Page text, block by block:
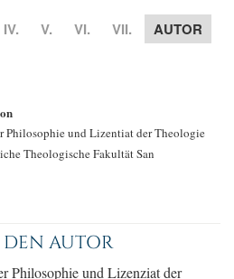
IV. V. VI. VII. AUTOR
Philosophieund Lizentiat der Theologie
Theologische Fakultät San
DEN AUTOR
Philosophie und Lizenziat der